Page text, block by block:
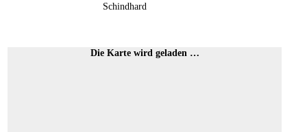
Schindhard
Die Karte wird geladen …